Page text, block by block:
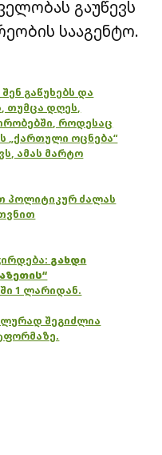
გაუწევს
სააგენტო.
გაწუხებს და
თუმცა დღეს,
როდესაც
„ქართული ოცნება“
ამას მარტო
პოლიტიკურ ძალას
გახდი
1 ლარიდან.
შეგიძლია